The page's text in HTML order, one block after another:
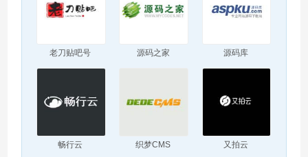
老刀贴吧号 源码之家 源码库
畅行云 织梦CMS 又拍云